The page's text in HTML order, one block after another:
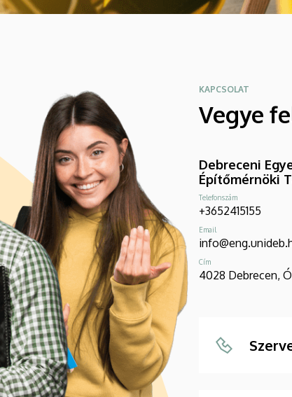
KAPCSOLAT
Vegye
Debreceni
Építőmérnöki
Telefonszám
+3652415155
Email
Cím
4028 Debrecen,